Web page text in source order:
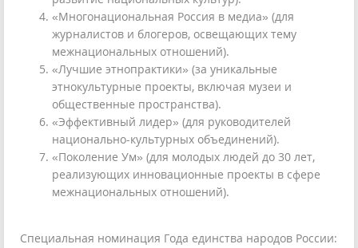
«Многонациональная Россия в медиа» (для
журналистов и блогеров, освещающих тему
межнациональных отношений).
«Лучшие этнопрактики» (за уникальные
этнокультурные проекты, включая музеи и
общественные пространства).
«Эффективный лидер» (для руководителей
национально-культурных объединений).
«Поколение Ум» (для молодых людей до 30 лет,
реализующих инновационные проекты в сфере
межнациональных отношений).
Специальная номинация Года единства народов России: